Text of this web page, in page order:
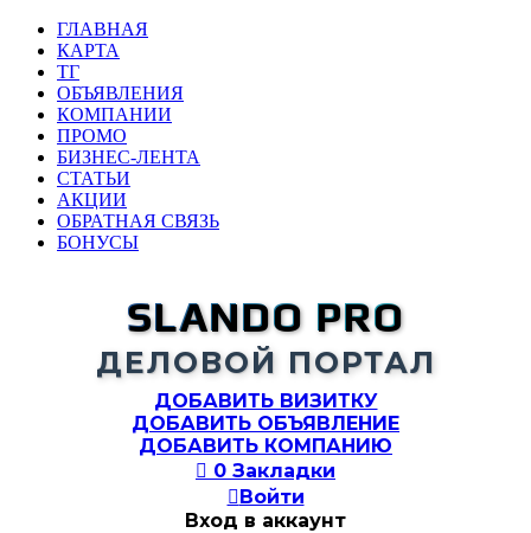
ГЛАВНАЯ
КАРТА
ТГ
ОБЪЯВЛЕНИЯ
КОМПАНИИ
ПРОМО
БИЗНЕС-ЛЕНТА
СТАТЬИ
АКЦИИ
ОБРАТНАЯ СВЯЗЬ
БОНУСЫ
SLANDO PRO
ДЕЛОВОЙ ПОРТАЛ
ДОБАВИТЬ ВИЗИТКУ
ДОБАВИТЬ ОБЪЯВЛЕНИЕ
ДОБАВИТЬ КОМПАНИЮ
 0 Закладки
Войти
Вход в аккаунт